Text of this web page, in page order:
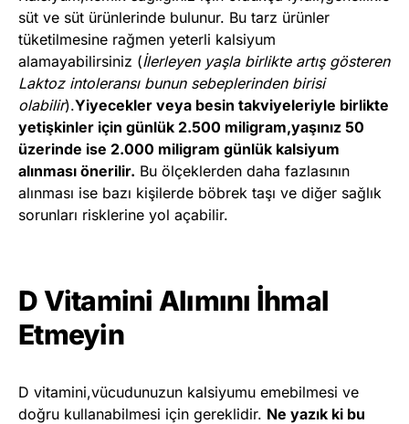
süt ve süt ürünlerinde bulunur. Bu tarz ürünler
tüketilmesine rağmen yeterli kalsiyum
alamayabilirsiniz (İlerleyen yaşla birlikte artış gösteren
Laktoz intoleransı bunun sebeplerinden birisi
olabilir).Yiyecekler veya besin takviyeleriyle birlikte
yetişkinler için günlük 2.500 miligram,yaşınız 50
üzerinde ise 2.000 miligram günlük kalsiyum
alınması önerilir. Bu ölçeklerden daha fazlasının
alınması ise bazı kişilerde böbrek taşı ve diğer sağlık
sorunları risklerine yol açabilir.
D Vitamini Alımını İhmal
Etmeyin
D vitamini,vücudunuzun kalsiyumu emebilmesi ve
doğru kullanabilmesi için gereklidir. Ne yazık ki bu